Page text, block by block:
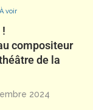
À voir
!
compositeur
de la
2024